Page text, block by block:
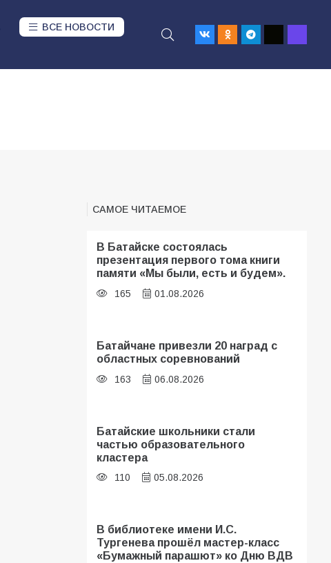
ВСЕ НОВОСТИ
САМОЕ ЧИТАЕМОЕ
В Батайске состоялась
презентация первого тома книги
памяти «Мы были, есть и будем».
165 01.08.2026
Батайчане привезли 20 наград с
областных соревнований
163 06.08.2026
Батайские школьники стали
частью образовательного
кластера
110 05.08.2026
В библиотеке имени И.С.
Тургенева прошёл мастер-класс
«Бумажный парашют» ко Дню ВДВ